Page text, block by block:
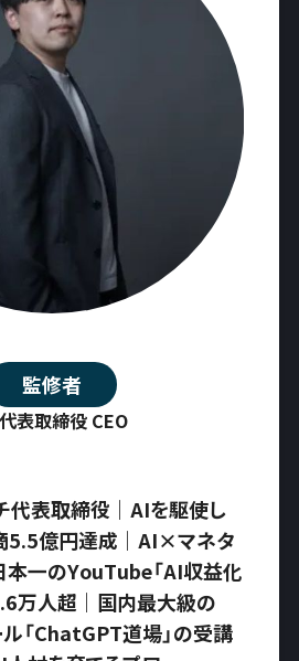
監修者
表取締役 CEO
代表取締役｜AIを駆使し
5.5億円達成｜AI×マネタ
本一のYouTube「AI収益化
万人超｜国内最大級の
「ChatGPT道場」の受講